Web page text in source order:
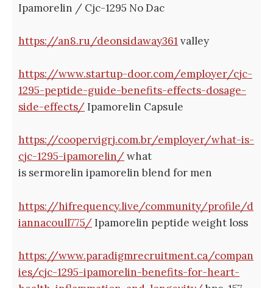
Ipamorelin / Cjc-1295 No Dac
https://an8.ru/deonsidaway361 valley
https://www.startup-door.com/employer/cjc-
1295-peptide-guide-benefits-effects-dosage-
side-effects/Ipamorelin Capsule
https://coopervigrj.com.br/employer/what-is-
cjc-1295-ipamorelin/what
is sermorelin ipamorelin blend for men
https://hifrequency.live/community/profile/d
iannacoull775/Ipamorelin peptide weight loss
https://www.paradigmrecruitment.ca/compan
ies/cjc-1295-ipamorelin-benefits-for-heart-